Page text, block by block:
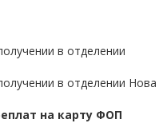
в отделении
в отделении Нова
на карту ФОП